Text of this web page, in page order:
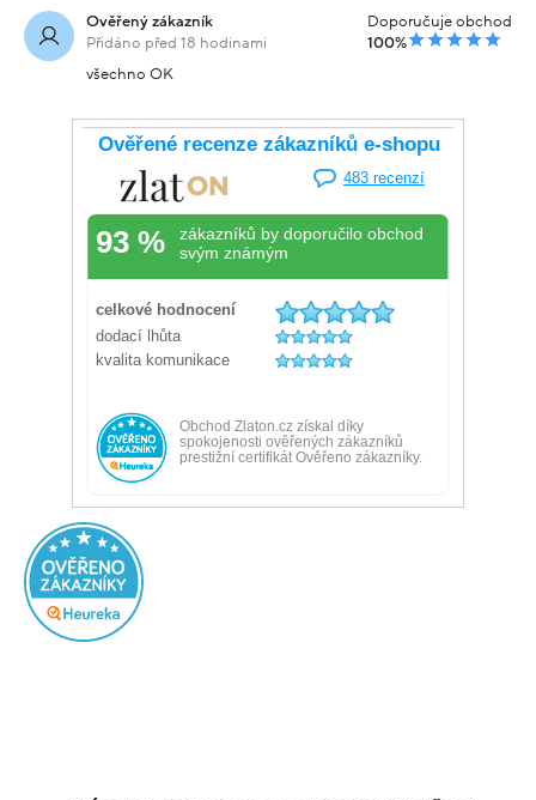
Ověřený zákazník
Přidáno před 18 hodinami
Doporučuje obchod
100%
všechno OK